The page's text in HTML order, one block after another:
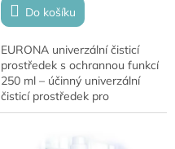
Do košíku
EURONA univerzální čisticí
prostředek s ochrannou funkcí
250 ml – účinný univerzální
čisticí prostředek pro
hygienickou čistotu všech